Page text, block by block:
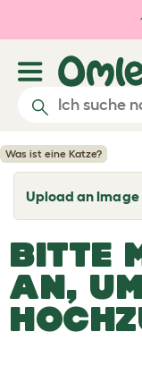
Zum
Was ist eine Katze?
Upload an Image
T
o
g
e
d
r
p
BITTE
AN,